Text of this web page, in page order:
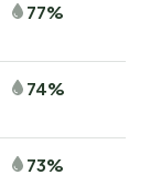
77%
74%
73%